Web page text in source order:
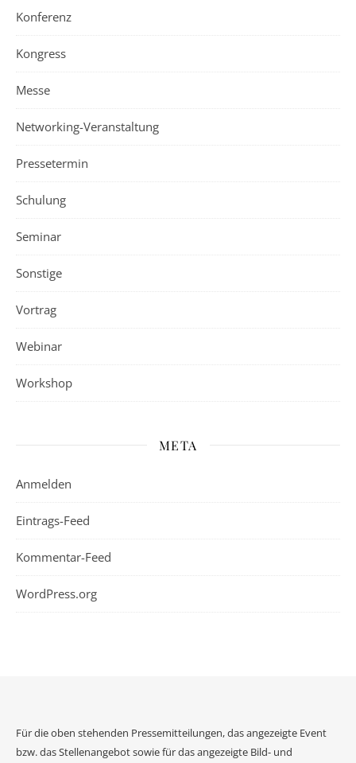
Konferenz
Kongress
Messe
Networking-Veranstaltung
Pressetermin
Schulung
Seminar
Sonstige
Vortrag
Webinar
Workshop
META
Anmelden
Eintrags-Feed
Kommentar-Feed
WordPress.org
Für die oben stehenden Pressemitteilungen, das angezeigte Event
bzw. das Stellenangebot sowie für das angezeigte Bild- und